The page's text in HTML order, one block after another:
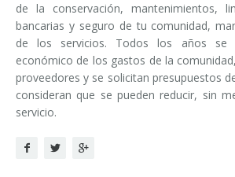
de la conservación, mantenimientos,
bancarias y seguro de tu comunidad,
de los servicios. Todos los años se
económico de los gastos de la
proveedores y se solicitan presupuestos
consideran que se pueden reducir, sin
servicio.